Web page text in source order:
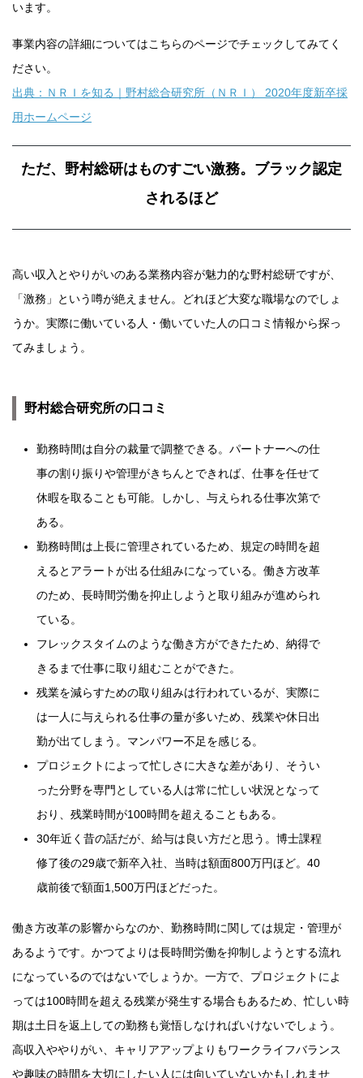
います。
事業内容の詳細についてはこちらのページでチェックしてみてく
ださい。
出典：ＮＲＩを知る｜野村総合研究所（ＮＲＩ） 2020年度新卒採
用ホームページ
ただ、野村総研はものすごい激務。ブラック認定
されるほど
高い収入とやりがいのある業務内容が魅力的な野村総研ですが、
「激務」という噂が絶えません。どれほど大変な職場なのでしょ
うか。実際に働いている人・働いていた人の口コミ情報から探っ
てみましょう。
野村総合研究所の口コミ
勤務時間は自分の裁量で調整できる。パートナーへの仕
事の割り振りや管理がきちんとできれば、仕事を任せて
休暇を取ることも可能。しかし、与えられる仕事次第で
ある。
勤務時間は上長に管理されているため、規定の時間を超
えるとアラートが出る仕組みになっている。働き方改革
のため、長時間労働を抑止しようと取り組みが進められ
ている。
フレックスタイムのような働き方ができたため、納得で
きるまで仕事に取り組むことができた。
残業を減らすための取り組みは行われているが、実際に
は一人に与えられる仕事の量が多いため、残業や休日出
勤が出てしまう。マンパワー不足を感じる。
プロジェクトによって忙しさに大きな差があり、そうい
った分野を専門としている人は常に忙しい状況となって
おり、残業時間が100時間を超えることもある。
30年近く昔の話だが、給与は良い方だと思う。博士課程
修了後の29歳で新卒入社、当時は額面800万円ほど。40
歳前後で額面1,500万円ほどだった。
働き方改革の影響からなのか、勤務時間に関しては規定・管理が
あるようです。かつてよりは長時間労働を抑制しようとする流れ
になっているのではないでしょうか。一方で、プロジェクトによ
っては100時間を超える残業が発生する場合もあるため、忙しい時
期は土日を返上しての勤務も覚悟しなければいけないでしょう。
高収入ややりがい、キャリアアップよりもワークライフバランス
や趣味の時間を大切にしたい人には向いていないかもしれませ